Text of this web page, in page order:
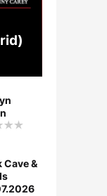
Cave &